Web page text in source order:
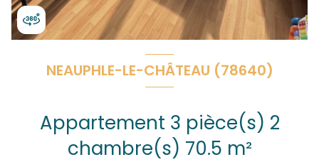
NEAUPHLE-LE-CHÂTEAU (78640)
Appartement 3 pièce(s) 2
chambre(s) 70.5 m²